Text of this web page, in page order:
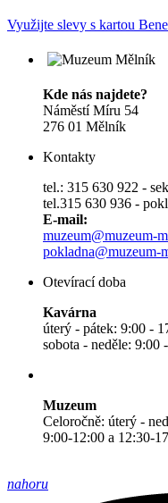
Využijte slevy s kartou
Kde nás najdete?
Náměstí Míru 54
276 01 Mělník
Kontakty
tel.: 315 630 922 -
tel.315 630 936 -
E-mail:
muzeum@muzeum-
pokladna@muzeum-
Otevírací doba
Kavárna
úterý - pátek: 9:00 -
sobota - neděle: 9:00
Muzeum
Celoročně: úterý -
9:00-12:00 a 12:30-
nahoru